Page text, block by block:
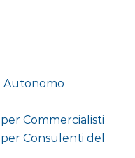
Autonomo
Commercialisti
Consulenti del